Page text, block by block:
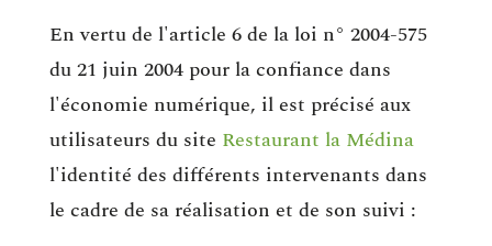
En vertu de l'article 6 de la loi n° 2004-575
du 21 juin 2004 pour la confiance dans
l'économie numérique, il est précisé aux
utilisateurs du site Restaurant la Médina
l'identité des différents intervenants dans
le cadre de sa réalisation et de son suivi :